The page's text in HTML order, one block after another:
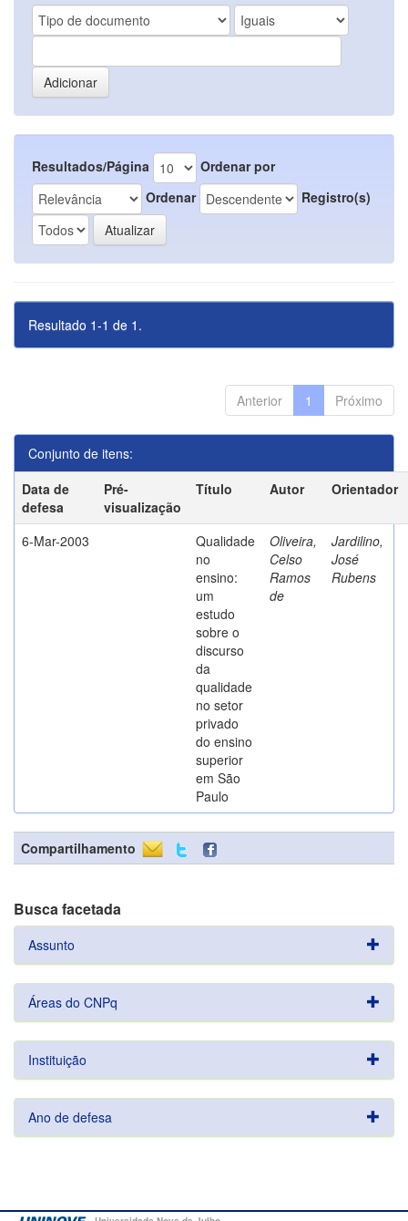
Resultados/Página
Ordenar por
Ordenar
Registro(s)
Resultado 1-1 de 1.
Anterior 1 Próximo
Conjunto de itens:
Data de
defesa
Pré-
visualização
Título Autor Orientador
6-Mar-2003
Qualidade
no
ensino:
um
estudo
sobre o
discurso
da
qualidade
no setor
privado
do ensino
superior
em São
Paulo
Oliveira,
Celso
Ramos
de
Jardilino,
José
Rubens
Compartilhamento
Busca facetada
Assunto
Áreas do CNPq
Instituição
Ano de defesa